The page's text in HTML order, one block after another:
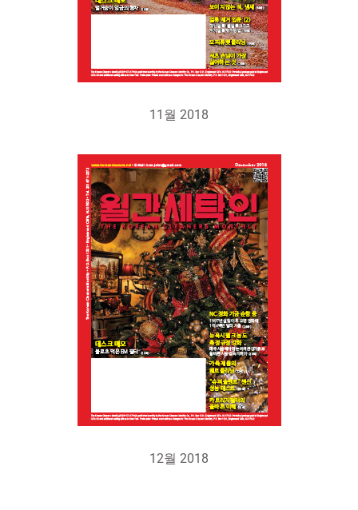
11월 2018
12월 2018